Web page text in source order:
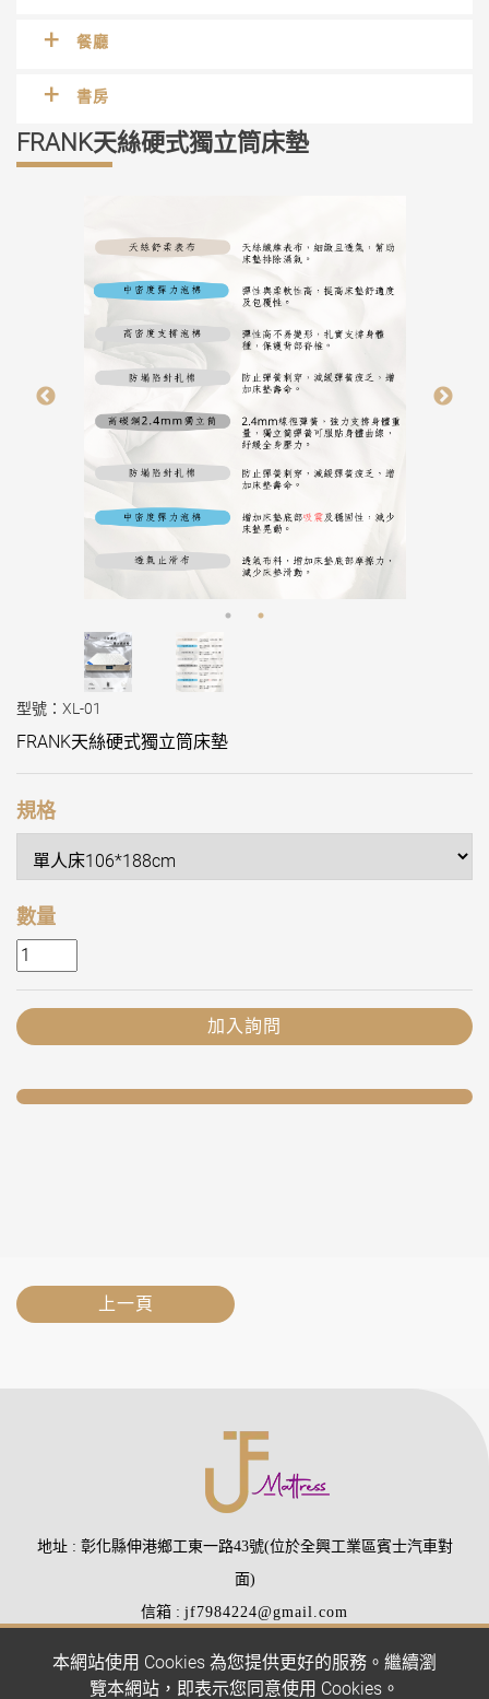
餐廳
書房
FRANK天絲硬式獨立筒床墊
型號：XL-01
FRANK天絲硬式獨立筒床墊
規格
數量
加入詢問
上一頁
本網站使用 Cookies 為您提供更好的服務。繼續瀏
覽本網站，即表示您同意使用 Cookies。
地址
彰化縣伸港鄉工東一路43號(位於全興工業區賓士汽車對
面)
信箱
jf7984224@gmail.com
傳真
(04)7977407